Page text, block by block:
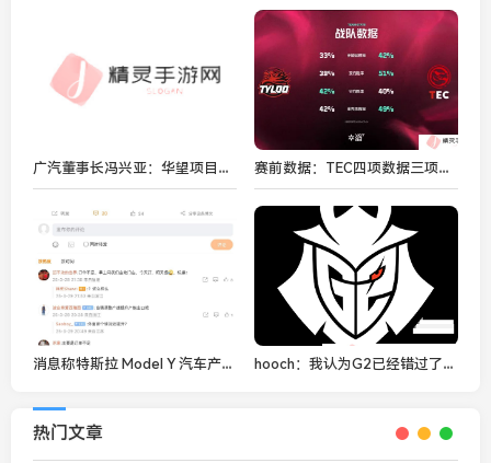
广汽董事长冯兴亚：华望项目面向 30 万级市场，产品定义由华为主导 赛前数据：TEC四项数据三项领先，进攻端效率更胜一筹
消息称特斯拉 Model Y 汽车产线“这两天停工，预计下个月 7 号再开工” hooch：我认为G2已经错过了签约siuhy的最佳时机
热门文章